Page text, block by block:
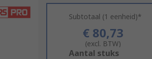
Subtotaal (1 eenheid)*
€ 80,73
(excl. BTW)
Add
Aantal stuks